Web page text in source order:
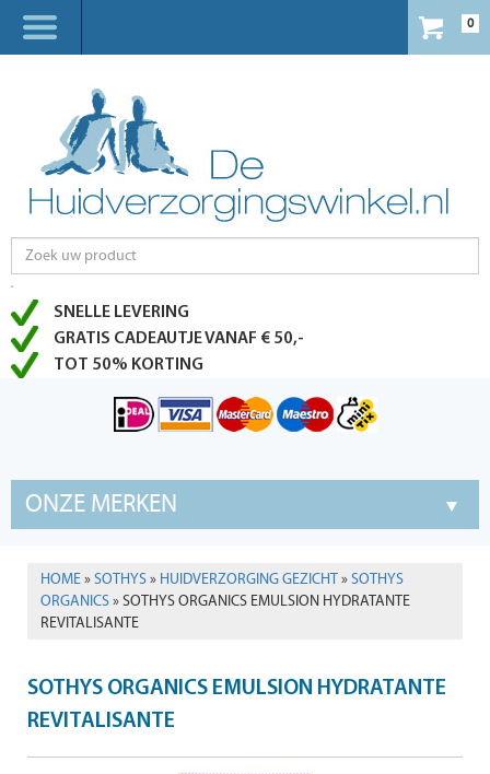
0
SNELLE LEVERING
GRATIS CADEAUTJE VANAF € 50,-
TOT 50% KORTING
ONZE MERKEN
HOME»SOTHYS» HUIDVERZORGING GEZICHT»SOTHYS
ORGANICS» SOTHYS ORGANICS EMULSION HYDRATANTE
REVITALISANTE
SOTHYS ORGANICS EMULSION HYDRATANTE
REVITALISANTE